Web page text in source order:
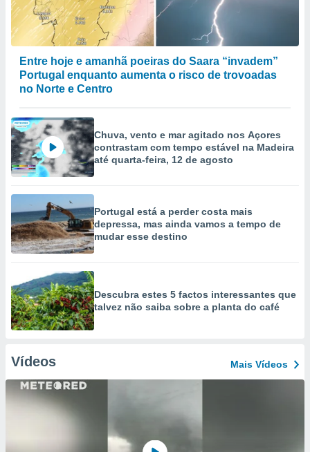
Entre hoje e amanhã poeiras do Saara “invadem”
Portugal enquanto aumenta o risco de trovoadas
no Norte e Centro
Chuva, vento e mar agitado nos Açores
contrastam com tempo estável na Madeira
até quarta-feira, 12 de agosto
Portugal está a perder costa mais
depressa, mas ainda vamos a tempo de
mudar esse destino
Descubra estes 5 factos interessantes que
talvez não saiba sobre a planta do café
Vídeos Mais Vídeos